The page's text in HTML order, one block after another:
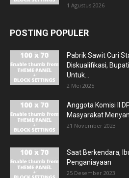
1 Agustus 2026
POSTING POPULER
Pabrik Sawit Curi
Diskualifikasi,
Untuk...
2 Mei 2025
Anggota Komisi II
Masyarakat
21 November 2023
Saat Berkendara,
Penganiayaan
25 Desember 2023